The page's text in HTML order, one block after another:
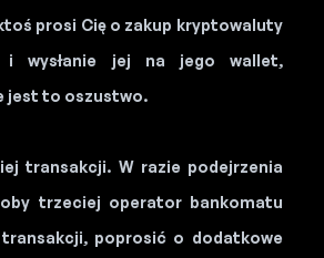
prosi Cię o zakup kryptowaluty
i wysłanie jej na jego wallet,
jest to oszustwo.
transakcji. W razie podejrzenia
trzeciej operator bankomatu
poprosić o dodatkowe